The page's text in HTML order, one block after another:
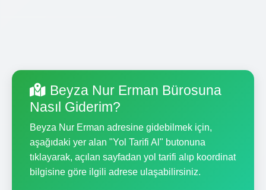
Beyza Nur Erman Bürosuna
Nasıl Giderim?
Beyza Nur Erman adresine gidebilmek için,
aşağıdaki yer alan "Yol Tarifi Al" butonuna
tıklayarak, açılan sayfadan yol tarifi alıp koordinat
bilgisine göre ilgili adrese ulaşabilirsiniz.